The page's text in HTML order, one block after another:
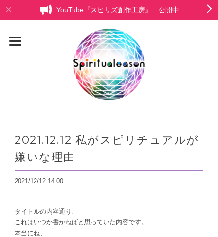
YouTube『スピリズ創作工房』 公開中
2021.12.12 私がスピリチュアルが
嫌いな理由
2021/12/12 14:00
タイトルの内容通り、
これはいつか書かねばと思っていた内容です。
本当にね、